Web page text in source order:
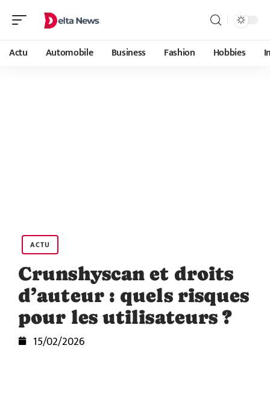
Actu Automobile Business Fashion Hobbies
ACTU
Crunshyscan et droits
d’auteur : quels risques
pour les utilisateurs ?
15/02/2026